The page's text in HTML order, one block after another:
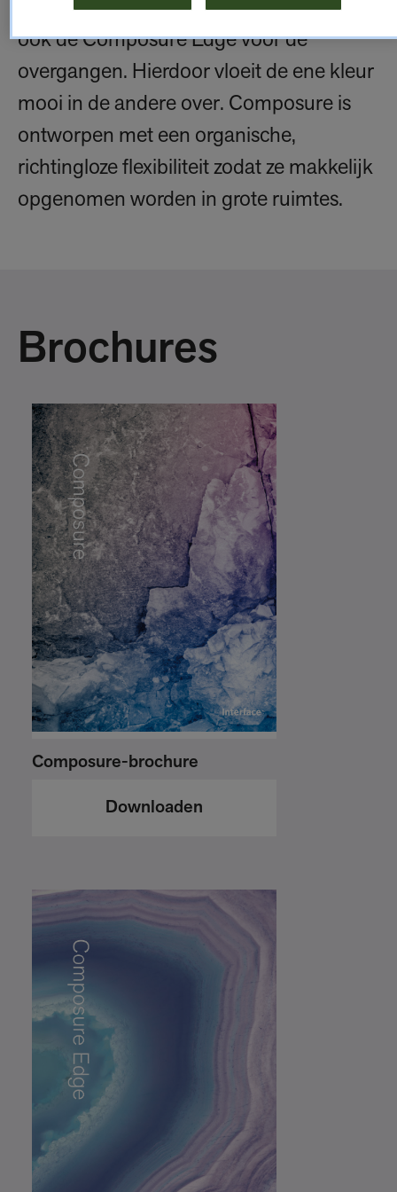
neutrale, pastel- en krachtige kleuren
ook de Composure Edge voor de
overgangen. Hierdoor vloeit de ene kleur
mooi in de andere over. Composure is
ontworpen met een organische,
richtingloze flexibiliteit zodat ze makkelijk
opgenomen worden in grote ruimtes.
Brochures
Composure-brochure
Downloaden